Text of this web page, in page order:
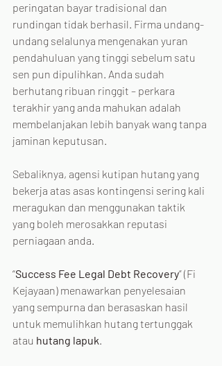
peringatan bayar tradisional dan
rundingan tidak berhasil. Firma undang-
undang selalunya mengenakan yuran
pendahuluan yang tinggi sebelum satu
sen pun dipulihkan. Anda sudah
berhutang ribuan ringgit – perkara
terakhir yang anda mahukan adalah
membelanjakan lebih banyak wang tanpa
jaminan keputusan.
Sebaliknya, agensi kutipan hutang yang
bekerja atas asas kontingensi sering kali
meragukan dan menggunakan taktik
yang boleh merosakkan reputasi
perniagaan anda.
“Success Fee Legal Debt Recovery” (Fi
Kejayaan) menawarkan penyelesaian
yang sempurna dan berasaskan hasil
untuk memulihkan hutang tertunggak
atau hutang lapuk.